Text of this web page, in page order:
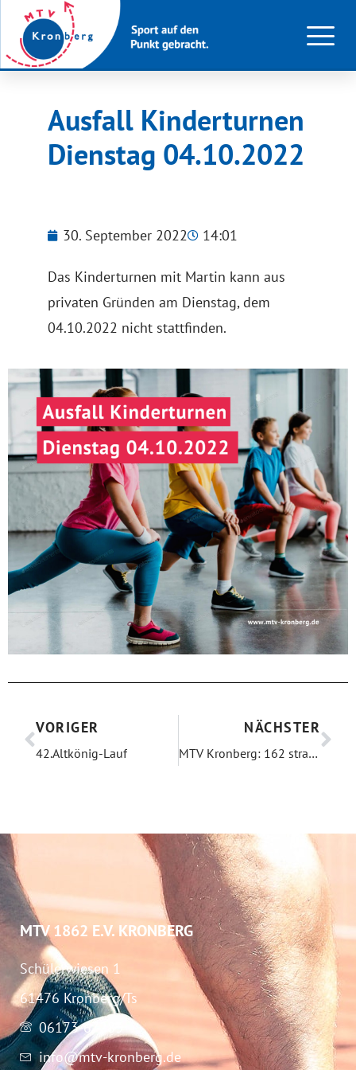
Ausfall Kinderturnen
Dienstag 04.10.2022
30. September 2022 14:01
Das Kinderturnen mit Martin kann aus
privaten Gründen am Dienstag, dem
04.10.2022 nicht stattfinden.
VORIGER
42.Altkönig-Lauf
NÄCHSTER
MTV Kronberg: 162 strahlende Finisher beim 42. Altkönig-Lauf
MTV 1862 E.V. KRONBERG
Schülerwiesen 1
61476 Kronberg/Ts
06173-67283
info@mtv-kronberg.de